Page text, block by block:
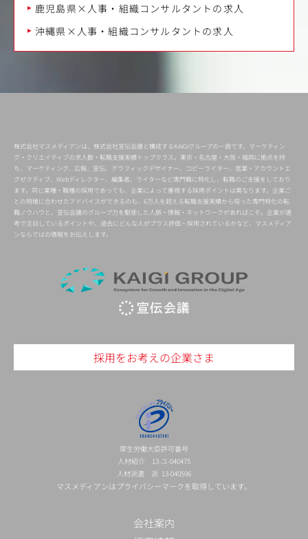
鹿児島県×人事・組織コンサルタントの求人
沖縄県×人事・組織コンサルタントの求人
株式会社マスメディアンは、株式会社宣伝会議と構成するKAIGIグループの一員です。マーケティン
グ・クリエイティブの求人数・転職支援実績トップクラス。東京・名古屋・大阪・福岡に拠点を持
ち、マーケティング、広報、宣伝、グラフィックデザイナー、コピーライター、営業・アカウントエ
グゼクティブ、Webディレクター、編集者、ライターなど専門職に特化し、転職のご支援をしており
ます。同じ業種・職種の採用であっても、企業によって重視する採用ポイントは異なります。企業ご
との特徴に合わせたアドバイスができるのも、6万人を超える転職支援実績から培った専門特化の転
職ノウハウと、宣伝会議のグループ力を駆使した人脈・情報・ネットワークがあればこそ。企業が選
考で注目しているポイントや、過去にどんな人がプラス評価・採用されているかなど、マスメディア
ンならではの情報をお伝えします。
採用をお考えの企業さま
厚生労働大臣許可番号
人材紹介 13-ユ-040475
人材派遣 派 13-040596
マスメディアンはプライバシーマークを取得しています。
会社案内